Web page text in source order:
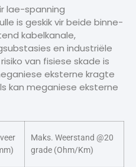
lae-spanning
is geskik vir beide binne-
kabelkanale,
en industriële
van fisiese skade is
eksterne kragte
kan meganiese eksterne
Maks. Weerstand @20
grade (Ohm/Km)